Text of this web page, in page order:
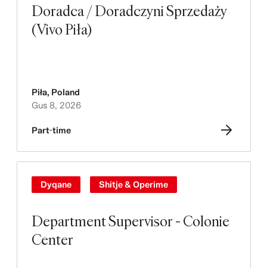
Doradca / Doradczyni Sprzedaży
(Vivo Piła)
Piła, Poland
Gus 8, 2026
Part-time
Department Supervisor - Colonie
Center
Dyqane Shitje & Operime